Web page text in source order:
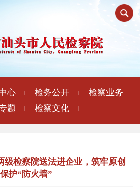
心 检务公开
检察业务
题 检察文化
级检察院送法进企业，筑牢原创
保护“防火墙”